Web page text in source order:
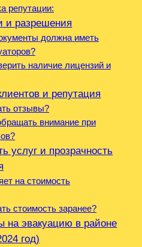
репутации:
и разрешения
должна иметь
наличие лицензий и
и репутация
отзывы?
внимание при
услуг и прозрачность
на стоимость
стоимость заранее?
на эвакуацию в районе
год)